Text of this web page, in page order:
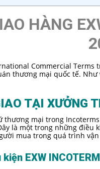
HÀNG
Commercial
thương mại quốc tế.
TẠI XƯỞNG
thương mại trong
là một trong những
mua trong quá trình
EXW